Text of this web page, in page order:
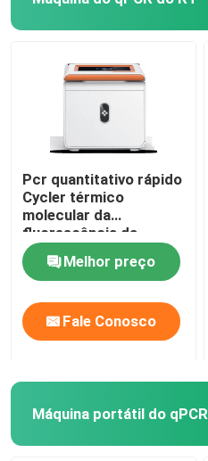
Casa
Produtos
Show de RV
Pcr quantitativo rápido
Cycler térmico
molecular da
fluorescência da
máquina NMPA do RT
QPCRMelhor preço
Fale Conosco
Máquina portátil do qPCR